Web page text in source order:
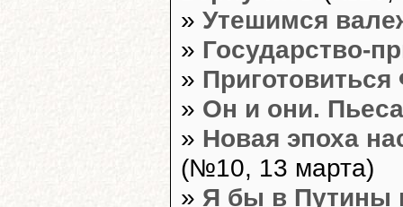
» Утешимся
» Государство-
»
» Он и они.
» Новая эпоха
(№10, 13 марта)
» Я бы в Путины